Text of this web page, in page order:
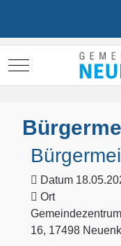
Mobile Menu Toggle
Datum
Ort
16, 17498